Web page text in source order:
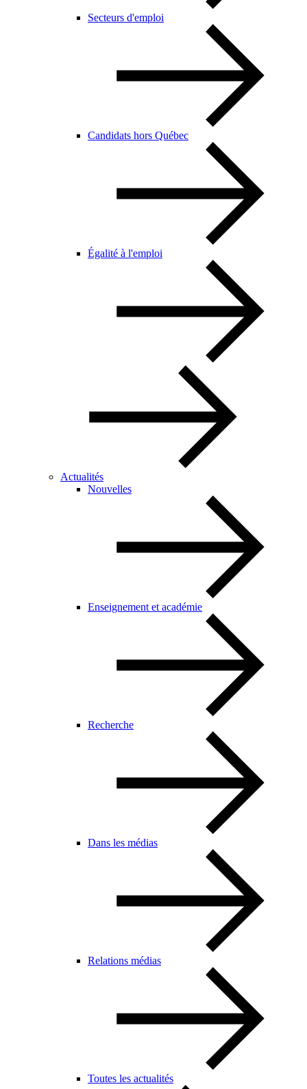
Secteurs d'emploi
Candidats hors Québec
Égalité à l'emploi
Actualités
Nouvelles
Enseignement et académie
Recherche
Dans les médias
Relations médias
Toutes les actualités